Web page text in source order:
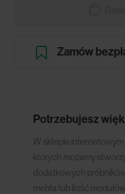
Zamów
Potrzebujesz
W sklepie
których możemy
dodatkowych
mebla lub ilość